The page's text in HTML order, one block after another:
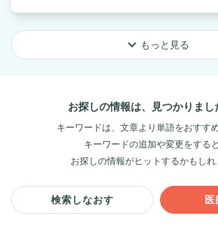
keyboard_arrow_down もっと見る
お探しの情報は、見つかりまし
キーワードは、文章より単語をおすす
キーワードの追加や変更をすると
お探しの情報がヒットするかもしれ
検索しなおす 医